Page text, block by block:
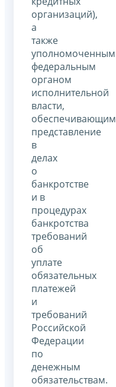
организаций),
а
также
уполномоченным
федеральным
органом
исполнительной
власти,
обеспечивающим
представление
в
делах
о
банкротстве
и в
процедурах
банкротства
требований
об
уплате
обязательных
платежей
и
требований
Российской
Федерации
по
денежным
обязательствам.